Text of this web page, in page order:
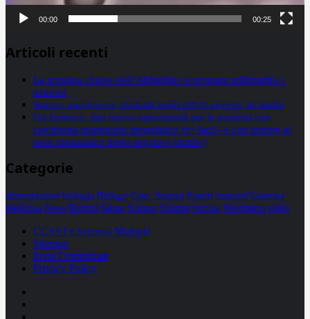
00:00 00:25
Articoli recenti
La proteina chiave dell’Alzheimer si propaga utilizzando i
neuroni
Statine: inutilmente attribuiti molti effetti avversi, lo studio
Un farmaco, due nuove opportunità per le pazienti con
carcinoma mammario metastatico hr+/her2- e con tumore al
seno metastatico triplo negativo (mtnbc)
Categorie
alimentazione biologia Biology Com. Stampa Epatiti featured Genetica
Medicina News Ricerca Salute Science Scienza vaccini Veterinaria video
CCSVI e Sclerosi Multipla
Sitemap
Invia Comunicati
Privacy Policy